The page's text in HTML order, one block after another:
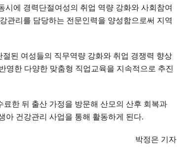
에 경력단절여성의 취업 역량 강화와 사회참여
관리를 담당하는 전문인력을 양성함으로써 지역
된 여성들의 직무역량 강화와 취업 경쟁력 향상
영한 다양한 맞춤형 직업교육을 지속적으로 추진
한 뒤 출산 가정을 방문해 산모의 산후 회복과
아 건강관리 사업을 통해 활동하게 된다.
박정은 기자